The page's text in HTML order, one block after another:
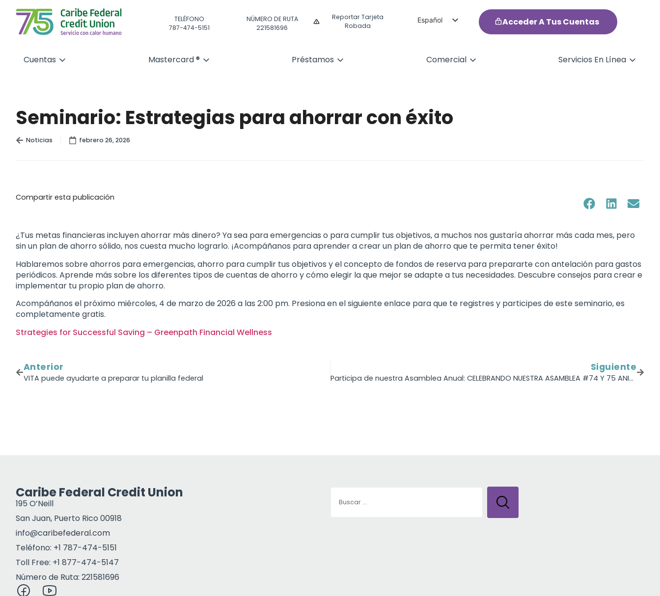
TELÉFONO
787-474-5151
NÚMERO DE RUTA
221581696
Reportar Tarjeta
Robada
Español
Acceder A Tus Cuentas
Cuentas Mastercard ® Préstamos Comercial Servicios En Línea
Seminario: Estrategias para ahorrar con éxito
Noticias febrero 26, 2026
Compartir esta publicación
¿Tus metas financieras incluyen ahorrar más dinero? Ya sea para emergencias o para cumplir tus objetivos, a muchos nos gustaría ahorrar más cada mes, pero
sin un plan de ahorro sólido, nos cuesta mucho lograrlo. ¡Acompáñanos para aprender a crear un plan de ahorro que te permita tener éxito!
Hablaremos sobre ahorros para emergencias, ahorro para cumplir tus objetivos y el concepto de fondos de reserva para prepararte con antelación para gastos
periódicos. Aprende más sobre los diferentes tipos de cuentas de ahorro y cómo elegir la que mejor se adapte a tus necesidades. Descubre consejos para crear e
implementar tu propio plan de ahorro.
Acompáñanos el próximo miércoles, 4 de marzo de 2026 a las 2:00 pm. Presiona en el siguiente enlace para que te registres y participes de este seminario, es
completamente gratis.
Strategies for Successful Saving – Greenpath Financial Wellness
Anterior
VITA puede ayudarte a preparar tu planilla federal
Siguiente
Participa de nuestra Asamblea Anual: CELEBRANDO NUESTRA ASAMBLEA #74 Y 75 ANIVERSARIO DE FUNDACIÓN
Caribe Federal Credit Union
195 O’Neill
San Juan, Puerto Rico 00918
info@caribefederal.com
Teléfono: +1 787-474-5151
Toll Free: +1 877-474-5147
Número de Ruta: 221581696